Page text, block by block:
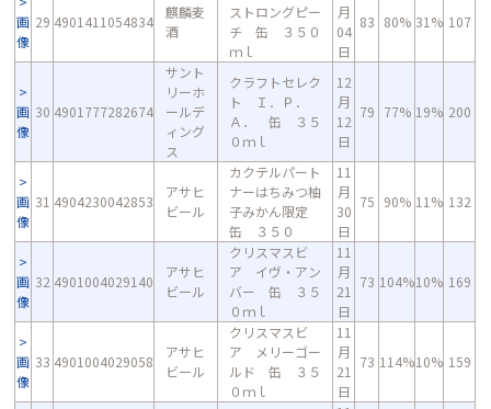
画
像
29 4901411054834
麒麟麦
酒
ストロングピー
チ 缶 ３５０
ｍｌ
月
04
日
83 80% 31% 107
画
像
30 4901777282674
サント
リーホ
ールデ
ィング
ス
クラフトセレク
ト Ｉ．Ｐ．
Ａ． 缶 ３５
０ｍｌ
12
月
12
日
79 77% 19% 200
画
像
31 4904230042853
アサヒ
ビール
カクテルパート
ナーはちみつ柚
子みかん限定
缶 ３５０
11
月
30
日
75 90% 11% 132
画
像
32 4901004029140
アサヒ
ビール
クリスマスビ
ア イヴ・アン
バー 缶 ３５
０ｍｌ
11
月
21
日
73 104%10% 169
画
像
33 4901004029058
アサヒ
ビール
クリスマスビ
ア メリーゴー
ルド 缶 ３５
０ｍｌ
11
月
21
日
73 114%10% 159